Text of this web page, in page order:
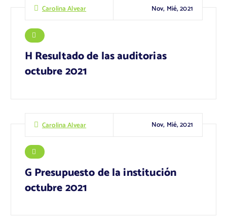
Carolina Alvear Nov, Mié, 2021
H Resultado de las auditorias
octubre 2021
Carolina Alvear Nov, Mié, 2021
G Presupuesto de la institución
octubre 2021